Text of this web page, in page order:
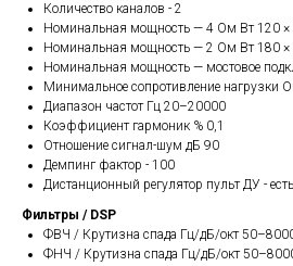
Количество каналов - 2
Номинальная мощность — 4 Oм Вт 120 ×
Номинальная мощность — 2 Oм Вт 180 ×
Номинальная мощность — мостовое
Минимальное сопротивление нагрузки
Диапазон частот Гц 20–20000
Коэффициент гармоник % 0,1
Отношение сигнал-шум дБ 90
Демпинг фактор - 100
Дистанционный регулятор пульт ДУ - есть
Фильтры / DSP
ФВЧ / Крутизна спада Гц/дБ/окт
ФНЧ / Крутизна спада Гц/дБ/окт